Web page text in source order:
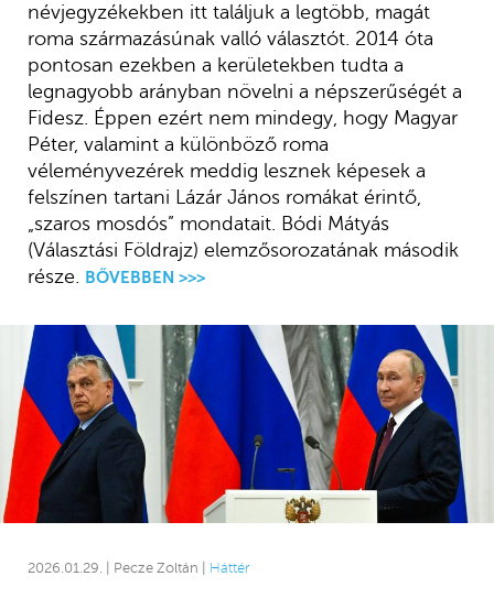
2026.01.29. | Pecze Zoltán | Háttér
névjegyzékekben itt találjuk a legtöbb, magát
roma származásúnak valló választót. 2014 óta
pontosan ezekben a kerületekben tudta a
legnagyobb arányban növelni a népszerűségét a
Fidesz. Éppen ezért nem mindegy, hogy Magyar
Péter, valamint a különböző roma
véleményvezérek meddig lesznek képesek a
felszínen tartani Lázár János romákat érintő,
„szaros mosdós” mondatait. Bódi Mátyás
(Választási Földrajz) elemzősorozatának második
része. BŐVEBBEN >>>